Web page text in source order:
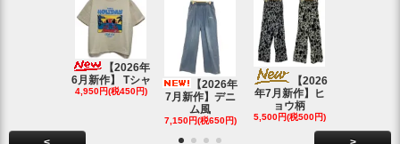
【2026年
6月新作】 Tシャ
4,950円(税450円)
【2026年
7月新作】デニ
ム風
7,150円(税650円)
【2026
年7月新作】ヒ
ョウ柄
5,500円(税500円)